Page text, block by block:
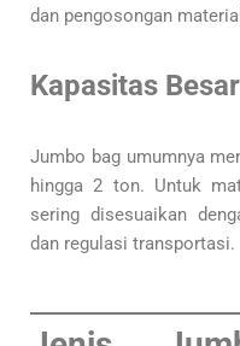
dan pengosongan
Kapasitas Besar
Jumbo bag umumnya
hingga 2 ton. Untuk
sering disesuaikan
dan regulasi transportasi.